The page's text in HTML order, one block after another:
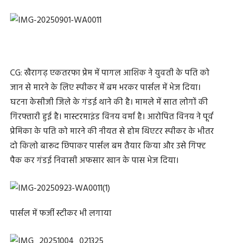
CG: खैरागढ़ एकतरफा प्रेम में पागल आशिक ने युवती के पति को
जान से मारने के लिए स्पीकर में बम भरकर पार्सल में भेज दिया।
घटना केसीजी जिले के गंडई थाने की है। मामले में सात लोगों की
गिरफ्तारी हुई है। मास्टरमाइंड विनय वर्मा है। आरोपित विनय ने पूर्व
प्रेमिका के पति को मारने की नीयत से होम थिएटर स्पीकर के भीतर
दो किलो बारूद छिपाकर पार्सल बम तैयार किया और उसे गिफ्ट
पैक कर गंडई निवासी अफसार खान के पास भेज दिया।
पार्सल में फर्जी स्टीकर भी लगाया